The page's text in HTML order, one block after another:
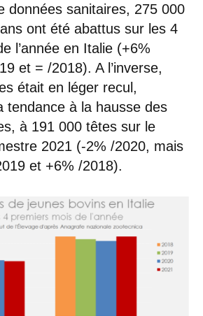
données sanitaires, 275 000
ont été abattus sur les 4
l’année en Italie (+6%
et = /2018). A l’inverse,
était en léger recul,
tendance à la hausse des
à 191 000 têtes sur le
2021 (-2% /2020, mais
et +6% /2018).